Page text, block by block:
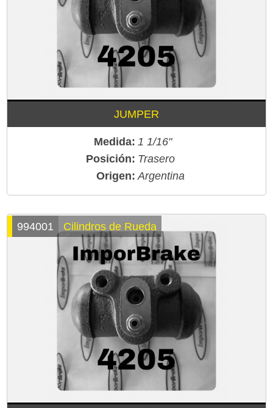
JUMPER
Medida: 1 1/16"
Posición: Trasero
Origen: Argentina
994001 Cilindros de Rueda